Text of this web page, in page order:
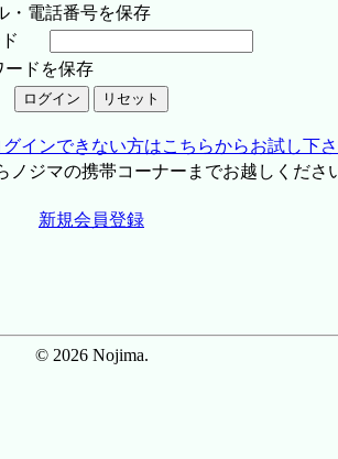
・電話番号を保存
ードを保存
インできない方はこちらからお試し下
ジマの携帯コーナーまでお越しくださ
新規会員登録
© 2026 Nojima.